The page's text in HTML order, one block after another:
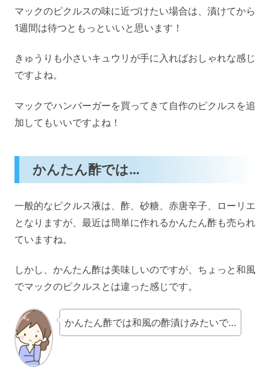
マックのピクルスの味に近づけたい場合は、漬けてから
1週間は待つともっといいと思います！
きゅうりも小さいキュウリが手に入ればおしゃれな感じ
ですよね。
マックでハンバーガーを買ってきて自作のピクルスを追
加してもいいですよね！
かんたん酢では…
一般的なピクルス液は、酢、砂糖、赤唐辛子、ローリエ
となりますが、最近は簡単に作れるかんたん酢も売られ
ていますね。
しかし、かんたん酢は美味しいのですが、ちょっと和風
でマックのピクルスとは違った感じです。
かんたん酢では和風の酢漬けみたいで…